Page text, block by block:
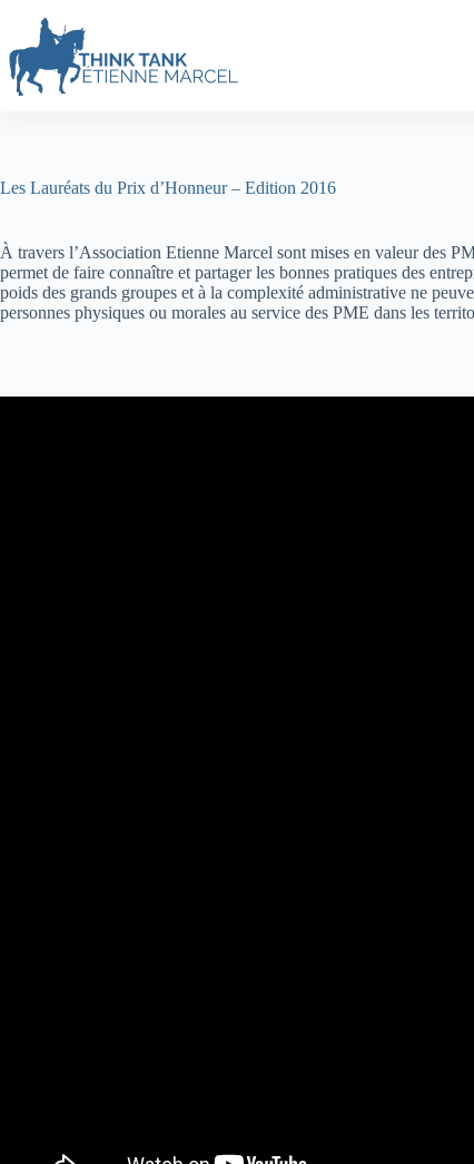
Les Lauréats du Prix d’Honneur – Edition 2016
À travers l’Association Etienne Marcel sont mises en valeur des
permet de faire connaître et partager les bonnes pratiques des
poids des grands groupes et à la complexité administrative ne
personnes physiques ou morales au service des PME dans les